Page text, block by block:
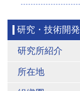
研究・技術開発
研究所紹介
所在地